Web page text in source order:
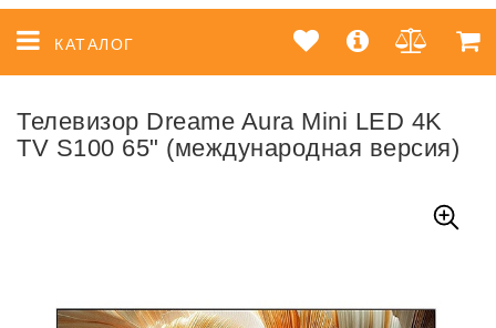
КАТАЛОГ
Телевизор Dreame Aura Mini LED 4K
TV S100 65" (международная версия)